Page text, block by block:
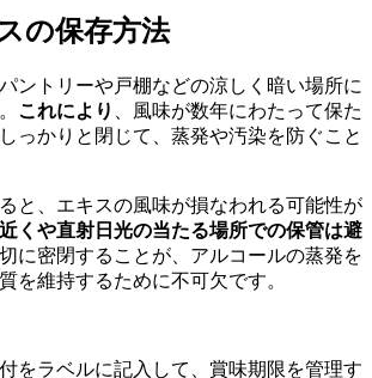
の保存方法
ントリーや戸棚などの涼しく暗い場所に
これにより
、風味が数年にわたって保た
っかりと閉じて、蒸発や汚染を防ぐこと
と、エキスの風味が損なわれる可能性が
くや直射日光の当たる場所での保管は避
に密閉することが、アルコールの蒸発を
を維持するために不可欠です。
をラベルに記入して、賞味期限を管理す